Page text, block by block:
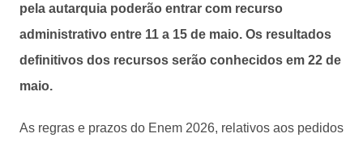
pela autarquia poderão entrar com recurso
administrativo entre 11 a 15 de maio. Os resultados
definitivos dos recursos serão conhecidos em 22 de
maio.
As regras e prazos do Enem 2026, relativos aos pedidos